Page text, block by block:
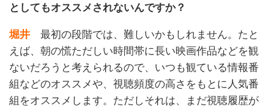
としてもオススメされないんですか？
堀井 最初の段階では、難しいかもしれません。たと
えば、朝の慌ただしい時間帯に長い映画作品などを観
ないだろうと考えられるので、いつも観ている情報番
組などのオススメや、視聴頻度の高さをもとに人気番
組をオススメします。ただしそれは、まだ視聴履歴が